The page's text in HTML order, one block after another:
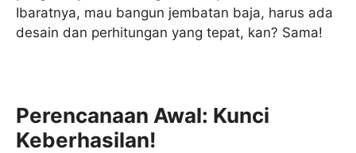
Ibaratnya, mau bangun jembatan baja, harus ada
desain dan perhitungan yang tepat, kan? Sama!
Perencanaan Awal: Kunci
Keberhasilan!